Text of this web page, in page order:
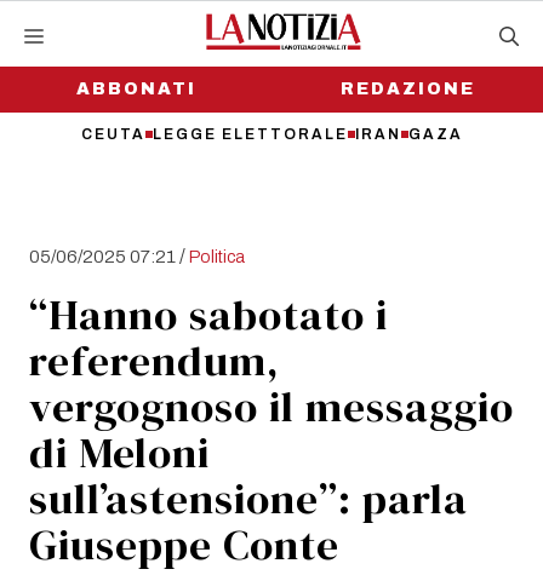
contenutoABBONATI
CEUTA LEGGE ELETTORALE IRAN GAZA
REDAZIONE
05/06/2025 07:21 /Politica
“Hanno sabotato i
referendum,
vergognoso il messaggio
di Meloni
sull’astensione”: parla
Giuseppe Conte